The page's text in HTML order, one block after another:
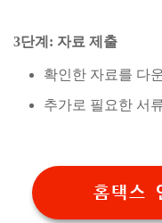
3단계: 자료 제출
확인한 자료를 다
추가로 필요한 서
홈택스